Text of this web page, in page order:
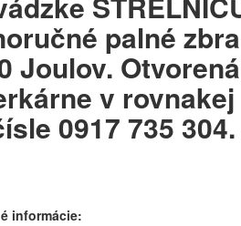
palné
Joulov.
v
0917 735 304.
informácie: